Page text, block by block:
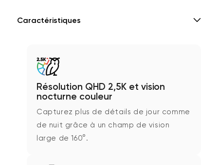
Caractéristiques
Résolution QHD 2,5K et vision
nocturne couleur
Capturez plus de détails de jour comme
de nuit grâce à un champ de vision
large de 160°.